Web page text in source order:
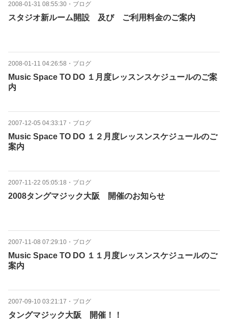
2008-01-31 08:55:30 ・ ブログ
スタジオ新ルーム開設 及び ご利用料金のご案内
2008-01-11 04:26:58 ・ ブログ
Music Space TO DO １月度レッスンスケジュールのご案
内
2007-12-05 04:33:17 ・ ブログ
Music Space TO DO １２月度レッスンスケジュールのご
案内
2007-11-22 05:05:18 ・ ブログ
2008タングマジック大阪 開催のお知らせ
2007-11-08 07:29:10 ・ ブログ
Music Space TO DO １１月度レッスンスケジュールのご
案内
2007-09-10 03:21:17 ・ ブログ
タングマジック大阪 開催！！